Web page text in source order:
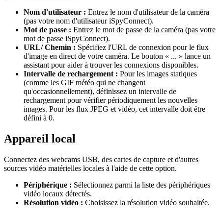
Nom d'utilisateur : Entrez le nom d'utilisateur de la caméra
(pas votre nom d'utilisateur iSpyConnect).
Mot de passe : Entrez le mot de passe de la caméra (pas votre
mot de passe iSpyConnect).
URL/ Chemin : Spécifiez l'URL de connexion pour le flux
d'image en direct de votre caméra. Le bouton « ... » lance un
assistant pour aider à trouver les connexions disponibles.
Intervalle de rechargement : Pour les images statiques
(comme les GIF météo qui ne changent
qu'occasionnellement), définissez un intervalle de
rechargement pour vérifier périodiquement les nouvelles
images. Pour les flux JPEG et vidéo, cet intervalle doit être
défini à 0.
Appareil local
Connectez des webcams USB, des cartes de capture et d'autres
sources vidéo matérielles locales à l'aide de cette option.
Périphérique : Sélectionnez parmi la liste des périphériques
vidéo locaux détectés.
Résolution vidéo : Choisissez la résolution vidéo souhaitée.